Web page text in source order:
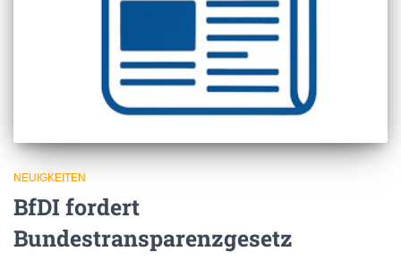
NEUIGKEITEN
BfDI fordert
Bundestransparenzgesetz